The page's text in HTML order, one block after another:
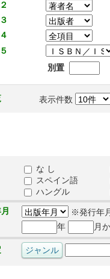
別置
表示件数
な し
スペイン語
ハングル
※発行年
年
月